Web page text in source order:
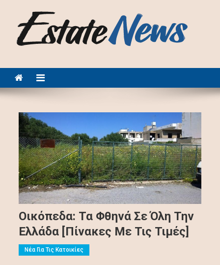
content
Οικόπεδα: Τα Φθηνά Σε Όλη Την
Ελλάδα [πίνακες Με Τις Τιμές]
Νέα Για Τις Κατοικίες